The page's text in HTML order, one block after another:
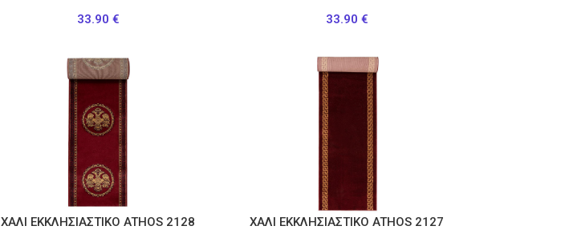
33.90 € 33.90 €
ΧΑΛΙ ΕΚΚΛΗΣΙΑΣΤΙΚΟ ATHOS 2128
ΧΑΛΙ ΕΚΚΛΗΣΙΑΣΤΙΚΟ ATHOS 2127